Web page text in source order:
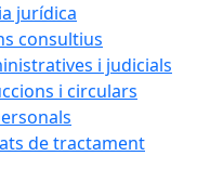
jurídica
consultius
i judicials
i circulars
de tractament